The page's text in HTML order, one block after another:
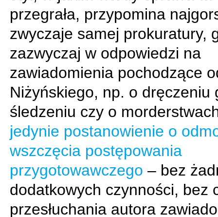
przegrała, przypomina
zwyczaje samej prokuratury,
zazwyczaj w odpowiedzi na
zawiadomienia pochodzące
Niżyńskiego, np. o dręczeniu
śledzeniu czy o
jedynie postanowienie o
wszczęcia postępowania
przygotowawczego – bez
dodatkowych czynności, bez
przesłuchania autora